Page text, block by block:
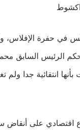
في حفرة الإفلاس،
الرئيس السابق
انتقائية جدا
اقتصادي على